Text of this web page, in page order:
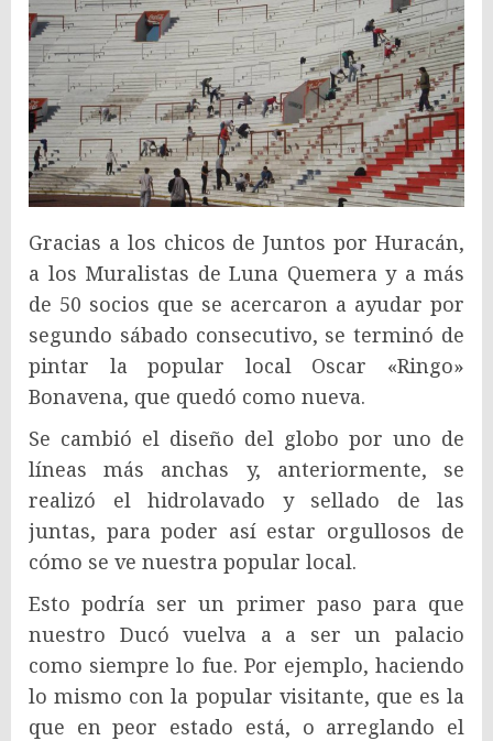
Gracias a los chicos de Juntos por Huracán,
a los Muralistas de Luna Quemera y a más
de 50 socios que se acercaron a ayudar por
segundo sábado consecutivo, se terminó de
pintar la popular local Oscar «Ringo»
Bonavena, que quedó como nueva.
Se cambió el diseño del globo por uno de
líneas más anchas y, anteriormente, se
realizó el hidrolavado y sellado de las
juntas, para poder así estar orgullosos de
cómo se ve nuestra popular local.
Esto podría ser un primer paso para que
nuestro Ducó vuelva a a ser un palacio
como siempre lo fue. Por ejemplo, haciendo
lo mismo con la popular visitante, que es la
que en peor estado está, o arreglando el